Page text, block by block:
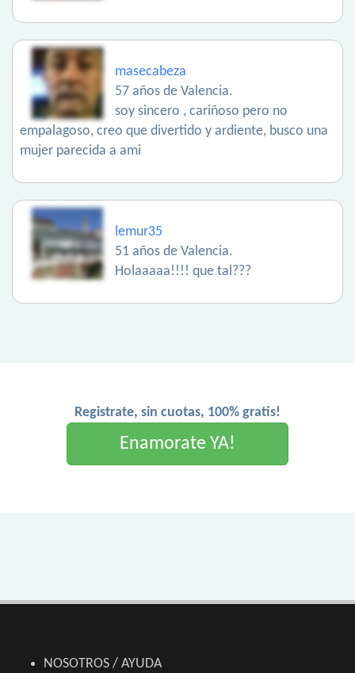
masecabeza
57 años de Valencia.
soy sincero , cariñoso pero no
empalagoso, creo que divertido y ardiente, busco una
mujer parecida a ami
lemur35
51 años de Valencia.
Holaaaaa!!!! que tal???
Registrate, sin cuotas, 100% gratis!
Enamorate YA!
NOSOTROS / AYUDA